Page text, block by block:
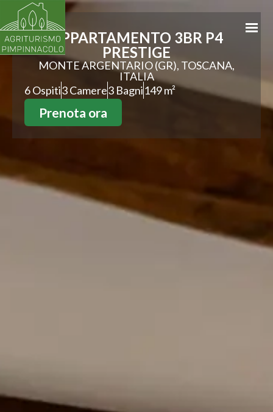
HOME
BIKING & RENTAL
CONTATTI
APPARTAMENTO 3BR P4
PRESTIGE
MONTE ARGENTARIO (GR), TOSCANA,
ITALIA
6 Ospiti3 Camere3 Bagni149 m²
Prenota ora